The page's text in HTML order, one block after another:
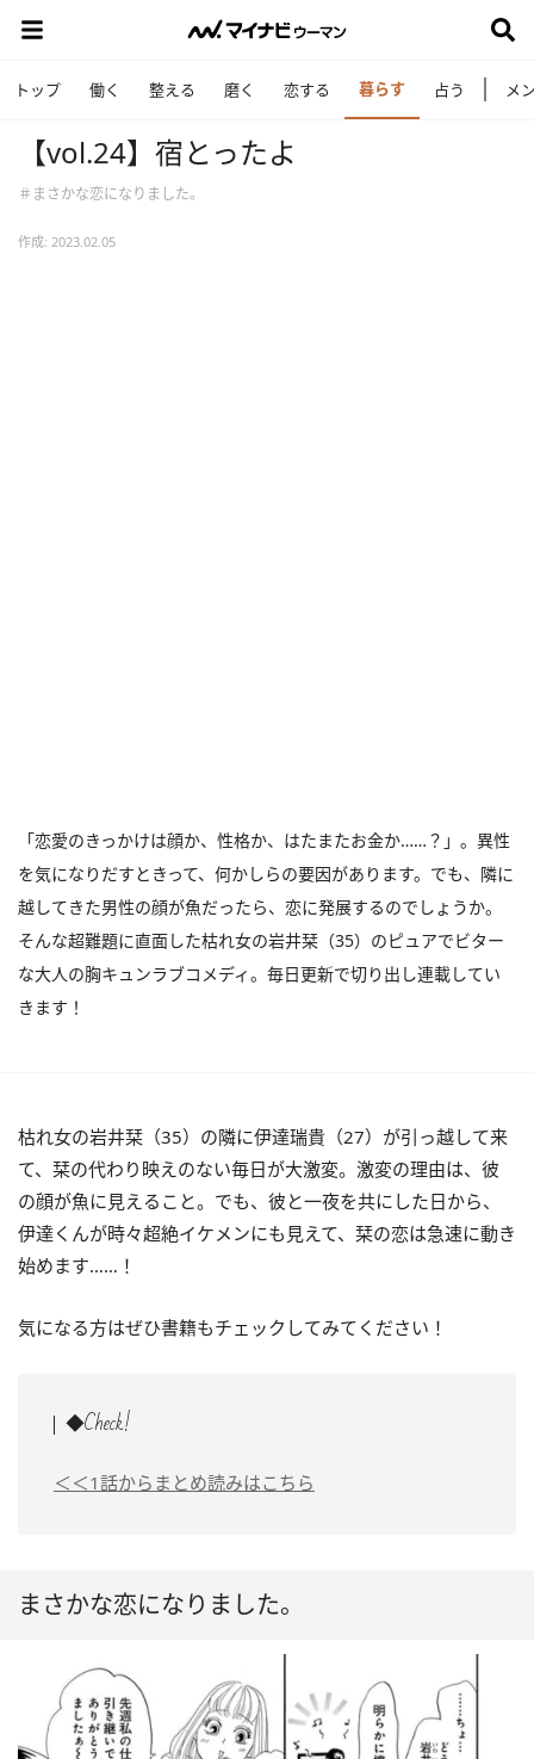
トップ 働く 整える 磨く 恋する 暮らす 占う メ
【vol.24】宿とったよ
＃まさかな恋になりました。
作成: 2023.02.05
「恋愛のきっかけは顔か、性格か、はたまたお金か……？」。異性
を気になりだすときって、何かしらの要因があります。でも、隣に
越してきた男性の顔が魚だったら、恋に発展するのでしょうか。
そんな超難題に直面した枯れ女の岩井栞（35）のピュアでビター
な大人の胸キュンラブコメディ。毎日更新で切り出し連載してい
きます！
枯れ女の岩井栞（35）の隣に伊達瑞貴（27）が引っ越して来
て、栞の代わり映えのない毎日が大激変。激変の理由は、彼
の顔が魚に見えること。でも、彼と一夜を共にした日から、
伊達くんが時々超絶イケメンにも見えて、栞の恋は急速に動き
始めます……！
気になる方はぜひ書籍もチェックしてみてください！
◆Check!
＜＜1話からまとめ読みはこちら
まさかな恋になりました。